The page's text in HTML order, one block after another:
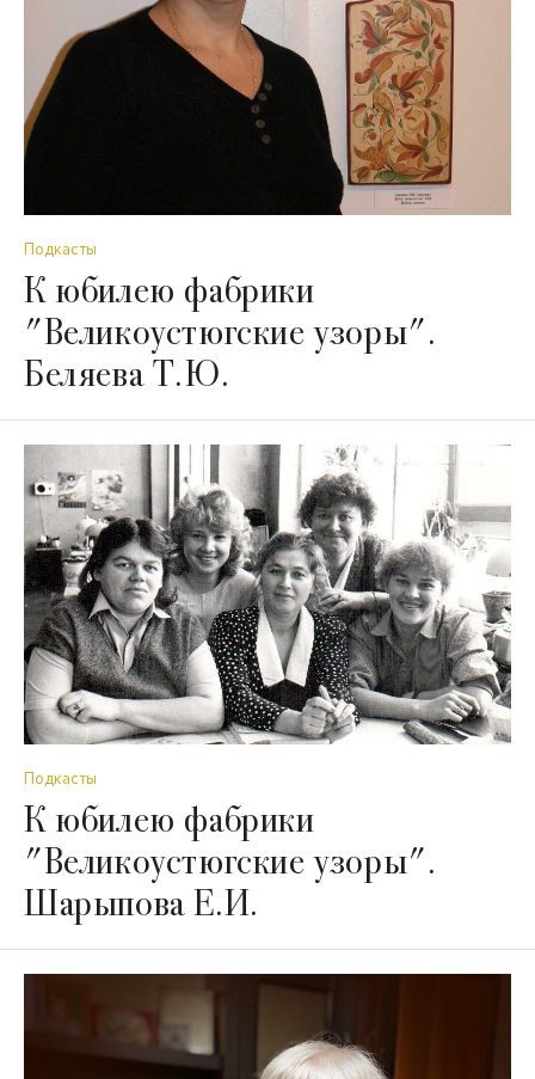
Подкасты
К юбилею фабрики
"Великоустюгские узоры".
Беляева Т.Ю.
Подкасты
К юбилею фабрики
"Великоустюгские узоры".
Шарыпова Е.И.